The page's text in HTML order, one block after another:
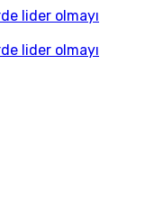
lider olmayı
lider olmayı